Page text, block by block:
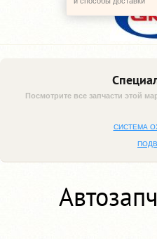
Посмотрите все запчасти этой
СИСТЕМА